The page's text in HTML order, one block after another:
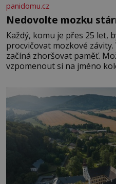
panidomu.cz
Nedovolte mozku
Každý, komu je přes 25 let,
procvičovat mozkové
začíná zhoršovat paměť.
vzpomenout si na jméno
Je to opravdu tak, s věkem
rozhodla stávkovat. Cvičte